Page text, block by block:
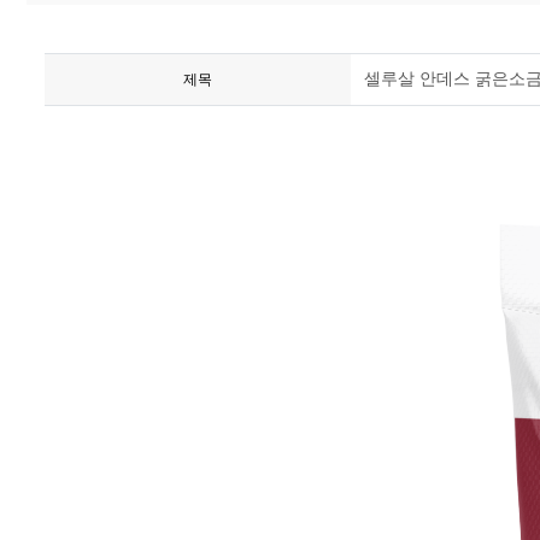
제목 셀루살 안데스 굵은소